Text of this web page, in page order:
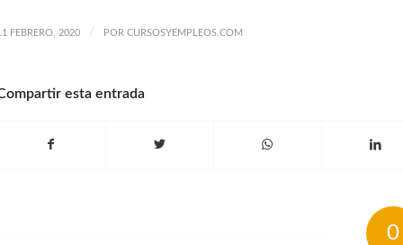
FEBRERO, 2020 / POR CURSOSYEMPLEOS.COM
esta entrada
0